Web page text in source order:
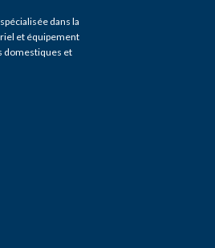
dans la
et équipement
domestiques et